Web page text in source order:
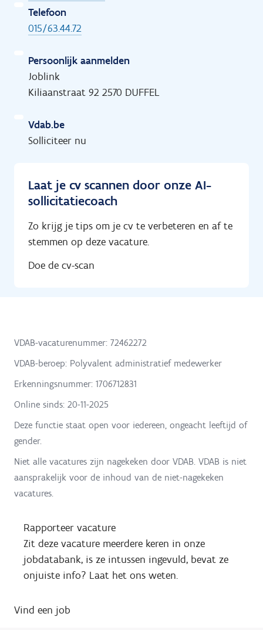
Telefoon
015/63.44.72
Persoonlijk aanmelden
Joblink
Kiliaanstraat 92 2570 DUFFEL
Vdab.be
Solliciteer nu
Laat je cv scannen door onze AI-
sollicitatiecoach
Zo krijg je tips om je cv te verbeteren en af te
stemmen op deze vacature.
Doe de cv-scan
VDAB-vacaturenummer: 72462272
VDAB-beroep: Polyvalent administratief medewerker
Erkenningsnummer: 1706712831
Online sinds: 20-11-2025
Deze functie staat open voor iedereen, ongeacht leeftijd of
gender.
Niet alle vacatures zijn nagekeken door VDAB. VDAB is niet
aansprakelijk voor de inhoud van de niet-nagekeken
vacatures.
Rapporteer vacature
Zit deze vacature meerdere keren in onze
jobdatabank, is ze intussen ingevuld, bevat ze
onjuiste info? Laat het ons weten.
Vind een job